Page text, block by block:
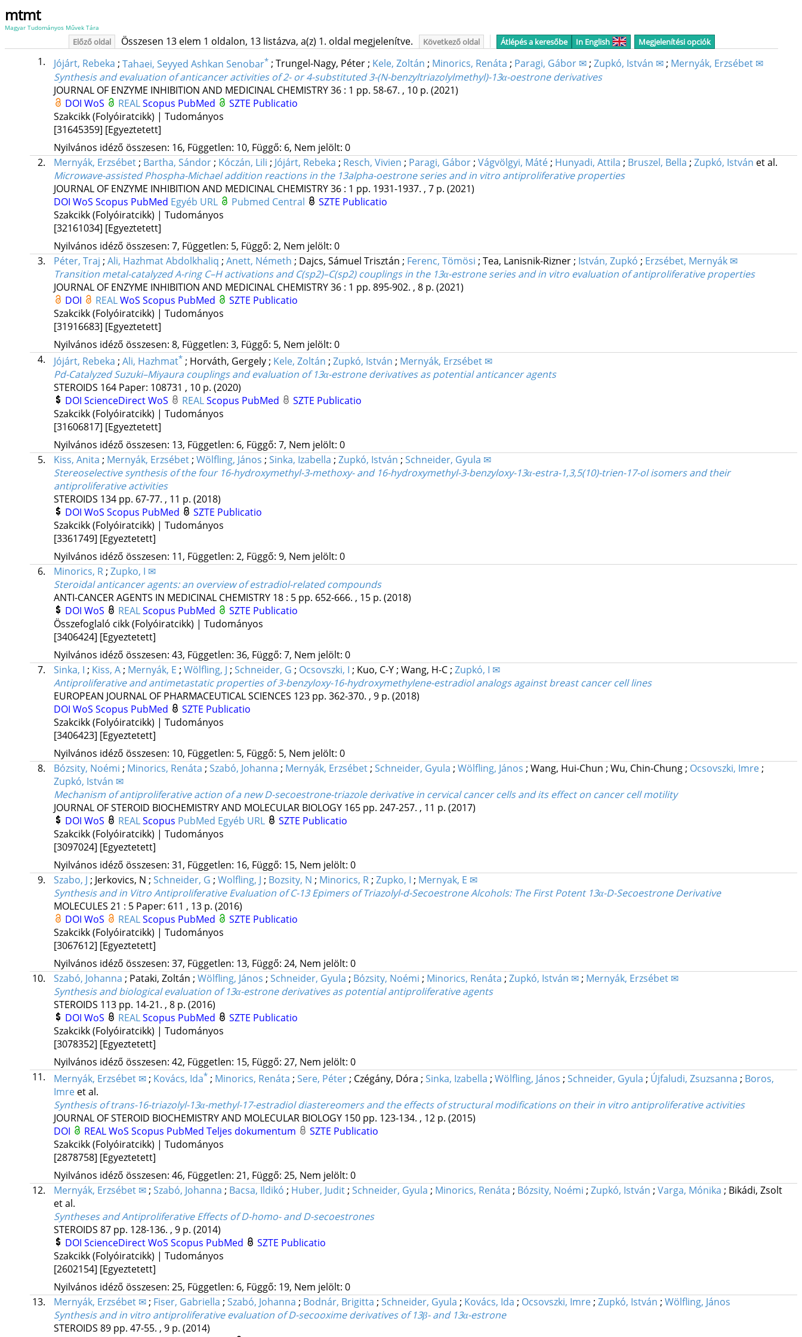
mtmt
Magyar Tudományos Művek Tára
Előző oldal Összesen 13 elem 1 oldalon, 13 listázva, a(z) 1. oldal megjelenítve. Következő oldal Átlépés a keresőbe In English Megjelenítési opciók
1. Jójárt, Rebeka ; Tahaei, Seyyed Ashkan Senobar* ; Trungel-Nagy, Péter; Kele, Zoltán ; Minorics, Renáta ; Paragi, Gábor ✉; Zupkó, István ✉; Mernyák, Erzsébet ✉
Synthesis and evaluation of anticancer activities of 2- or 4-substituted 3-(N-benzyltriazolylmethyl)-13α-oestrone derivatives
JOURNAL OF ENZYME INHIBITION AND MEDICINAL CHEMISTRY36: 1 pp. 58-67. , 10 p. (2021)
DOI WoS REALScopus PubMed
SZTE Publicatio
Szakcikk (Folyóiratcikk) | Tudományos
[31645359] [Egyeztetett]
Nyilvános idéző összesen: 16, Független: 10, Függő: 6, Nem jelölt: 0
2.
Mernyák, Erzsébet ; Bartha, Sándor ; Kóczán, Lili ; Jójárt, Rebeka ; Resch, Vivien ; Paragi, Gábor ; Vágvölgyi, Máté ; Hunyadi, Attila ; Bruszel, Bella ; Zupkó, István et al.
Microwave-assisted Phospha-Michael addition reactions in the 13alpha-oestrone series and in vitro antiproliferative properties
JOURNAL OF ENZYME INHIBITION AND MEDICINAL CHEMISTRY36: 1 pp. 1931-1937. , 7 p. (2021)
DOI WoS Scopus PubMed Egyéb URL Pubmed Central
SZTE Publicatio
Szakcikk (Folyóiratcikk) | Tudományos
[32161034] [Egyeztetett]
Nyilvános idéző összesen: 7, Független: 5, Függő: 2, Nem jelölt: 0
3.
Péter, Traj ; Ali, Hazhmat Abdolkhaliq ; Anett, Németh ; Dajcs, Sámuel Trisztán ; Ferenc, Tömösi ; Tea, Lanisnik-Rizner ; István, Zupkó ; Erzsébet, Mernyák ✉
Transition metal-catalyzed A-ring C–H activations and C(sp2)–C(sp2) couplings in the 13α-estrone series and in vitro evaluation of antiproliferative properties
JOURNAL OF ENZYME INHIBITION AND MEDICINAL CHEMISTRY36: 1 pp. 895-902. , 8 p. (2021)
DOI
REALWoS Scopus PubMed
SZTE Publicatio
Szakcikk (Folyóiratcikk) | Tudományos
[31916683] [Egyeztetett]
Nyilvános idéző összesen: 8, Független: 3, Függő: 5, Nem jelölt: 0
4.
Jójárt, Rebeka ; Ali, Hazhmat* ; Horváth, Gergely ; Kele, Zoltán ; Zupkó, István ; Mernyák, Erzsébet ✉
Pd-Catalyzed Suzuki–Miyaura couplings and evaluation of 13α-estrone derivatives as potential anticancer agents
STEROIDS 164 Paper: 108731 , 10 p. (2020)
DOI ScienceDirectWoS REALScopus PubMed
SZTE Publicatio
Szakcikk (Folyóiratcikk) | Tudományos
[31606817] [Egyeztetett]
Nyilvános idéző összesen: 13, Független: 6, Függő: 7, Nem jelölt: 0
5.
Kiss, Anita ; Mernyák, Erzsébet ; Wölfling, János ; Sinka, Izabella ; Zupkó, István ; Schneider, Gyula ✉
Stereoselective synthesis of the four 16-hydroxymethyl-3-methoxy- and 16-hydroxymethyl-3-benzyloxy-13α-estra-1,3,5(10)-trien-17-ol isomers and their
antiproliferative activities
STEROIDS 134 pp. 67-77. , 11 p. (2018)
DOI WoS Scopus PubMed
SZTE Publicatio
Szakcikk (Folyóiratcikk) | Tudományos
[3361749] [Egyeztetett]
Nyilvános idéző összesen: 11, Független: 2, Függő: 9, Nem jelölt: 0
6.
Minorics, R ; Zupko, I ✉
Steroidal anticancer agents: an overview of estradiol-related compounds
ANTI-CANCER AGENTS IN MEDICINAL CHEMISTRY 18: 5 pp. 652-666. , 15 p. (2018)
DOI WoS REALScopus PubMed
SZTE Publicatio
Összefoglaló cikk (Folyóiratcikk) | Tudományos
[3406424] [Egyeztetett]
Nyilvános idéző összesen: 43, Független: 36, Függő: 7, Nem jelölt: 0
7.
Sinka, I ; Kiss, A ; Mernyák, E ; Wölfling, J ; Schneider, G ; Ocsovszki, I ; Kuo, C-Y ; Wang, H-C ; Zupkó, I ✉
Antiproliferative and antimetastatic properties of 3-benzyloxy-16-hydroxymethylene-estradiol analogs against breast cancer cell lines
EUROPEAN JOURNAL OF PHARMACEUTICAL SCIENCES 123 pp. 362-370. , 9 p. (2018)
DOI WoS Scopus PubMed
SZTE Publicatio
Szakcikk (Folyóiratcikk) | Tudományos
[3406423] [Egyeztetett]
Nyilvános idéző összesen: 10, Független: 5, Függő: 5, Nem jelölt: 0
8.
Bózsity, Noémi ; Minorics, Renáta ; Szabó, Johanna ; Mernyák, Erzsébet ; Schneider, Gyula ; Wölfling, János ; Wang, Hui-Chun ; Wu, Chin-Chung ; Ocsovszki, Imre ;
Zupkó, István ✉
Mechanism of antiproliferative action of a new D-secoestrone-triazole derivative in cervical cancer cells and its effect on cancer cell motility
JOURNAL OF STEROID BIOCHEMISTRY AND MOLECULAR BIOLOGY 165 pp. 247-257. , 11 p. (2017)
DOI WoS REALScopus PubMed Egyéb URL
SZTE Publicatio
Szakcikk (Folyóiratcikk) | Tudományos
[3097024] [Egyeztetett]
Nyilvános idéző összesen: 31, Független: 16, Függő: 15, Nem jelölt: 0
9.
Szabo, J ; Jerkovics, N ; Schneider, G ; Wolfling, J ; Bozsity, N ; Minorics, R ; Zupko, I ; Mernyak, E ✉
Synthesis and in Vitro Antiproliferative Evaluation of C-13 Epimers of Triazolyl-d-Secoestrone Alcohols: The First Potent 13α-D-Secoestrone Derivative
MOLECULES 21 : 5 Paper: 611 , 13 p. (2016)
DOI WoS REALScopus PubMed
SZTE Publicatio
Szakcikk (Folyóiratcikk) | Tudományos
[3067612] [Egyeztetett]
Nyilvános idéző összesen: 37, Független: 13, Függő: 24, Nem jelölt: 0
10.
Szabó, Johanna ; Pataki, Zoltán ; Wölfling, János ; Schneider, Gyula ; Bózsity, Noémi ; Minorics, Renáta ; Zupkó, István ✉ ; Mernyák, Erzsébet ✉
Synthesis and biological evaluation of 13α-estrone derivatives as potential antiproliferative agents
STEROIDS 113 pp. 14-21. , 8 p. (2016)
DOI WoS REALScopus PubMed
SZTE Publicatio
Szakcikk (Folyóiratcikk) | Tudományos
[3078352] [Egyeztetett]
Nyilvános idéző összesen: 42, Független: 15, Függő: 27, Nem jelölt: 0
11.
Mernyák, Erzsébet ✉; Kovács, Ida* ; Minorics, Renáta ; Sere, Péter; Czégány, Dóra ; Sinka, Izabella ; Wölfling, János ; Schneider, Gyula ; Újfaludi, Zsuzsanna ; Boros,
Imre et al.
Synthesis of trans-16-triazolyl-13α-methyl-17-estradiol diastereomers and the effects of structural modifications on their in vitro antiproliferative activities
JOURNAL OF STEROID BIOCHEMISTRY AND MOLECULAR BIOLOGY 150 pp. 123-134. , 12 p. (2015)
DOI
REALWoS Scopus PubMed Teljes dokumentum
SZTE Publicatio
Szakcikk (Folyóiratcikk) | Tudományos
[2878758] [Egyeztetett]
Nyilvános idéző összesen: 46, Független: 21, Függő: 25, Nem jelölt: 0
12.
Mernyák, Erzsébet ✉; Szabó, Johanna ; Bacsa, Ildikó ; Huber, Judit; Schneider, Gyula ; Minorics, Renáta ; Bózsity, Noémi ; Zupkó, István ; Varga, Mónika ; Bikádi, Zsolt
et al.
Syntheses and Antiproliferative Effects of D-homo- and D-secoestrones
STEROIDS 87 pp. 128-136. , 9 p. (2014)
DOI ScienceDirectWoS Scopus PubMed
SZTE Publicatio
Szakcikk (Folyóiratcikk) | Tudományos
[2602154] [Egyeztetett]
Nyilvános idéző összesen: 25, Független: 6, Függő: 19, Nem jelölt: 0
13.
Mernyák, Erzsébet ✉; Fiser, Gabriella ; Szabó, Johanna ; Bodnár, Brigitta ; Schneider, Gyula ; Kovács, Ida ; Ocsovszki, Imre; Zupkó, István ; Wölfling, János
Synthesis and in vitro antiproliferative evaluation of D-secooxime derivatives of 13β- and 13α-estrone
STEROIDS 89 pp. 47-55. , 9 p. (2014)